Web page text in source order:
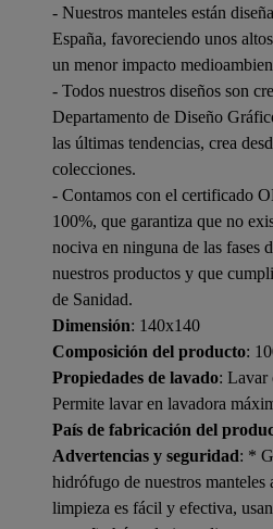
- Nuestros manteles están
España, favoreciendo unos
un menor impacto
- Todos nuestros diseños son
Departamento de Diseño
las últimas tendencias, crea
colecciones.
- Contamos con el certificado
100%, que garantiza que no
nociva en ninguna de las fases
nuestros productos y que
de Sanidad.
Dimensión: 140x140
Composición del producto:
Propiedades de lavado: Lavar
Permite lavar en lavadora
País de fabricación del
Advertencias y seguridad: *
hidrófugo de nuestros manteles
limpieza es fácil y efectiva,